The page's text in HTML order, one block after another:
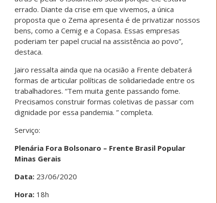
errado. Diante da crise em que vivemos, a única
proposta que o Zema apresenta é de privatizar nossos
bens, como a Cemig e a Copasa. Essas empresas
poderiam ter papel crucial na assistência ao povo”,
destaca.
Jairo ressalta ainda que na ocasião a Frente debaterá
formas de articular políticas de solidariedade entre os
trabalhadores. “Tem muita gente passando fome.
Precisamos construir formas coletivas de passar com
dignidade por essa pandemia. ” completa.
Serviço:
Plenária Fora Bolsonaro – Frente Brasil Popular
Minas Gerais
Data: 23/06/2020
Hora: 18h